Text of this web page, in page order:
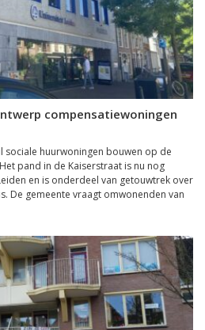
compensatiewoningen
sociale huurwoningen bouwen op de
pand in de Kaiserstraat is nu nog
en is onderdeel van getouwtrek over
De gemeente vraagt omwonenden van